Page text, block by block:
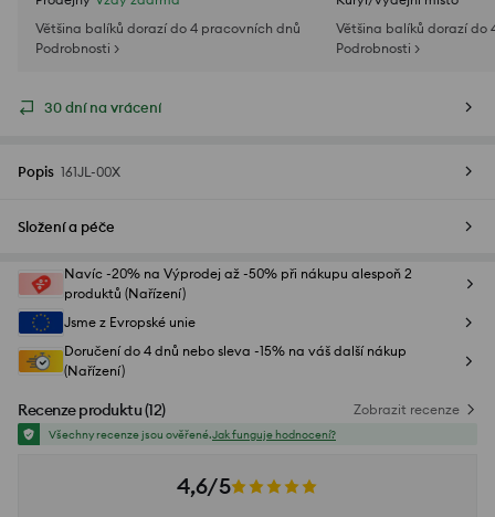
Většina balíků dorazí do 4 pracovních dnů
Podrobnosti >
Většina balíků dorazí do
Podrobnosti >
30 dní na vrácení
Popis 161JL-00X
Složení a péče
Navíc -20% na Výprodej až -50% při nákupu alespoň 2
produktů (Nařízení)
Jsme z Evropské unie
Doručení do 4 dnů nebo sleva -15% na váš další nákup
(Nařízení)
Recenze produktu(12) Zobrazit recenze
Všechny recenze jsou ověřené.Jak funguje hodnocení?
4,6/5